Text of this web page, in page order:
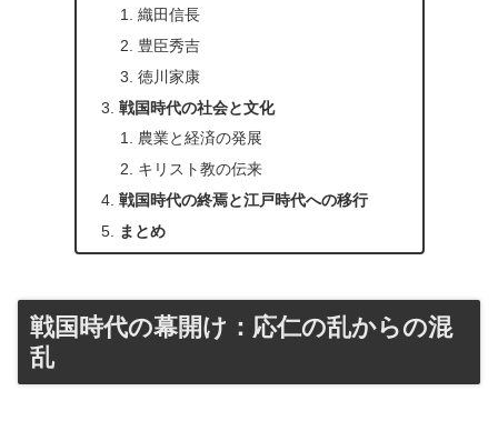
織田信長
豊臣秀吉
徳川家康
戦国時代の社会と文化
農業と経済の発展
キリスト教の伝来
戦国時代の終焉と江戸時代への移行
まとめ
戦国時代の幕開け：応仁の乱からの混
乱